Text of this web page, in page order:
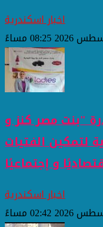
اخبار اسكندرية
"بنت مصر كنز و
لتمكين الفتيات
و إجتماعيًا
اخبار اسكندرية